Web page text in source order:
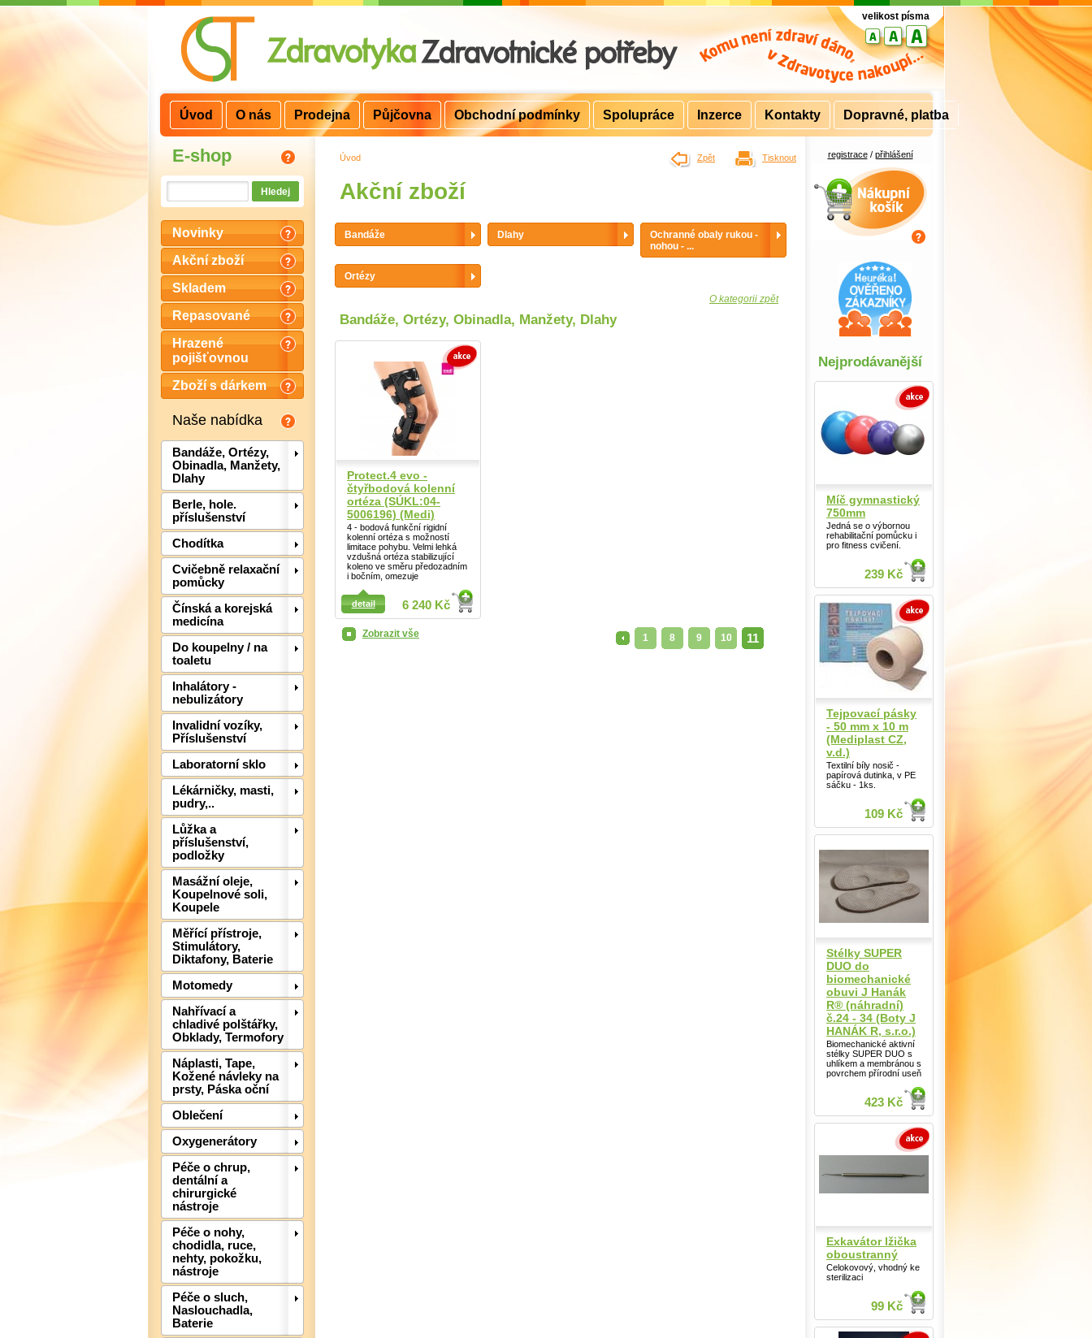
E-shop
Novinky
Akční zboží
Skladem
Repasované
Hrazené
pojišťovnou
Zboží s dárkem
Naše nabídka
Bandáže, Ortézy,
Obinadla, Manžety,
Dlahy
Berle, hole.
příslušenství
Chodítka
Cvičebně relaxační
pomůcky
Čínská a korejská
medicína
Do koupelny / na
toaletu
Inhalátory -
nebulizátory
Invalidní vozíky,
Příslušenství
Laboratorní sklo
Lékárničky, masti,
pudry,..
Lůžka a
příslušenství,
podložky
Masážní oleje,
Koupelnové soli,
Koupele
Měřící přístroje,
Stimulátory,
Diktafony, Baterie
Motomedy
Nahřívací a
chladivé polštářky,
Obklady, Termofory
Náplasti, Tape,
Kožené návleky na
prsty, Páska oční
Oblečení
Oxygenerátory
Péče o chrup,
dentální a
chirurgické
nástroje
Péče o nohy,
chodidla, ruce,
nehty, pokožku,
nástroje
Péče o sluch,
Naslouchadla,
Baterie
Úvod
Akční zboží
Bandáže Dlahy
Ochranné obaly rukou -
nohou - ...
Ortézy
O kategorii zpět
Bandáže, Ortézy, Obinadla, Manžety, Dlahy
Protect.4 evo -
čtyřbodová kolenní
ortéza (SÚKL:04-
5006196) (Medi)
4 - bodová funkční rigidní
kolenní ortéza s možností
limitace pohybu. Velmi lehká
vzdušná ortéza stabilizující
koleno ve směru předozadním
i bočním, omezuje
6 240 Kč
detail
Zobrazit vše < 1 8 9 10 11
registrace/ přihlášení
Nákupní košík
velikost písma
Tisknout
Zpět
Nejprodávanější
Míč gymnastický
750mm
Jedná se o výbornou
rehabilitační pomůcku i
pro fitness cvičení.
239 Kč
Tejpovací pásky
- 50 mm x 10 m
(Mediplast CZ,
v.d.)
Textilní bíly nosič -
papírová dutinka, v PE
sáčku - 1ks.
109 Kč
Stélky SUPER
DUO do
biomechanické
obuvi J Hanák
R® (náhradní)
č.24 - 34 (Boty J
HANÁK R, s.r.o.)
Biomechanické aktivní
stélky SUPER DUO s
uhlíkem a membránou s
povrchem přírodní useň
423 Kč
Exkavátor lžička
oboustranný
Celokovový, vhodný ke
sterilizaci
99 Kč
Úvod O nás Prodejna Půjčovna Obchodní podmínky Spolupráce Inzerce Kontakty Dopravné, platba